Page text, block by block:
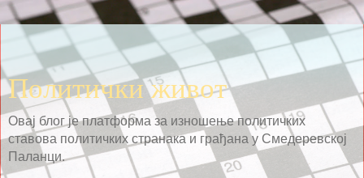
Политички живот
Овај блог је платформа за изношење политичких
ставова политичких странака и грађана у Смедеревској
Паланци.